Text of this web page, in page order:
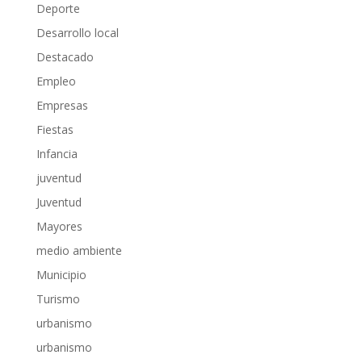
Deporte
Desarrollo local
Destacado
Empleo
Empresas
Fiestas
Infancia
juventud
Juventud
Mayores
medio ambiente
Municipio
Turismo
urbanismo
urbanismo